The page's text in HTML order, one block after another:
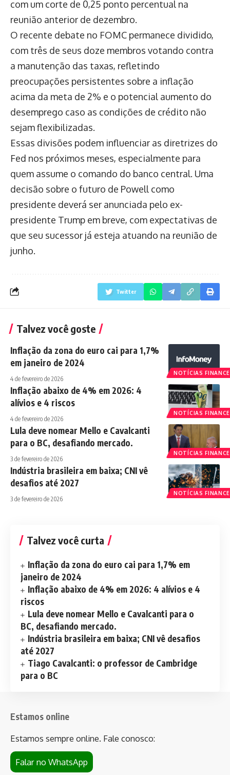
com um corte de 0,25 ponto percentual na
reunião anterior de dezembro.
O recente debate no FOMC permanece dividido,
com três de seus doze membros votando contra
a manutenção das taxas, refletindo
preocupações persistentes sobre a inflação
acima da meta de 2% e o potencial aumento do
desemprego caso as condições de crédito não
sejam flexibilizadas.
Essas divisões podem influenciar as diretrizes do
Fed nos próximos meses, especialmente para
quem assume o comando do banco central. Uma
decisão sobre o futuro de Powell como
presidente deverá ser anunciada pelo ex-
presidente Trump em breve, com expectativas de
que seu sucessor já esteja atuando na reunião de
junho.
Twitter
Talvez você goste
NOTÍCIAS
Inflação da zona do euro cai para 1,7%
em janeiro de 2024
4 de fevereiro de 2026
NOTÍCIAS
Inflação abaixo de 4% em 2026: 4
alívios e 4 riscos
4 de fevereiro de 2026
NOTÍCIAS
Lula deve nomear Mello e Cavalcanti
para o BC, desafiando mercado.
3 de fevereiro de 2026
NOTÍCIAS
Indústria brasileira em baixa; CNI vê
desafios até 2027
3 de fevereiro de 2026
Talvez você curta
Inflação da zona do euro cai para 1,7% em
janeiro de 2024
Inflação abaixo de 4% em 2026: 4 alívios e 4
riscos
Lula deve nomear Mello e Cavalcanti para o
BC, desafiando mercado.
Indústria brasileira em baixa; CNI vê desafios
até 2027
Tiago Cavalcanti: o professor de Cambridge
para o BC
Estamos online
Estamos sempre online. Fale conosco:
Falar no WhatsApp